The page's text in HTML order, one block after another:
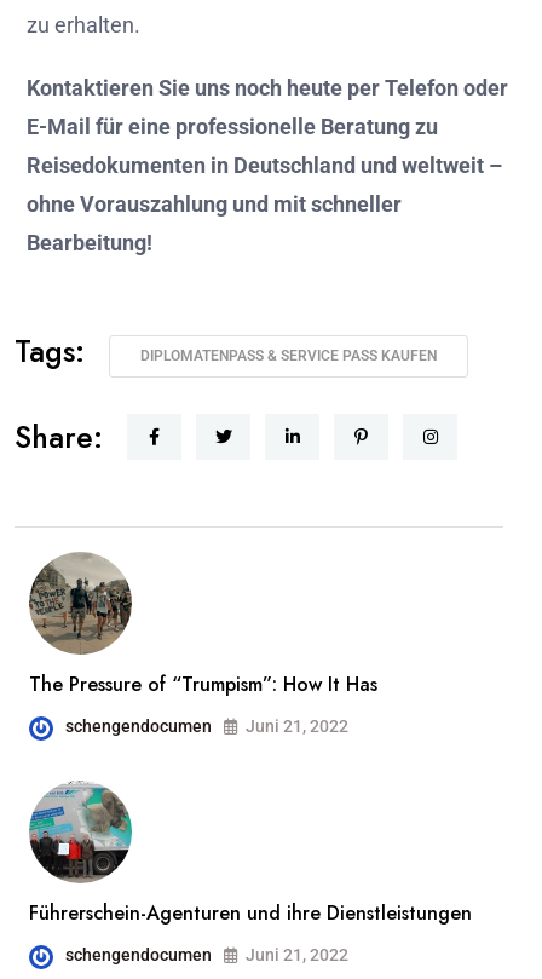
zu erhalten.
Kontaktieren Sie uns noch heute per Telefon oder
E-Mail für eine professionelle Beratung zu
Reisedokumenten in Deutschland und weltweit –
ohne Vorauszahlung und mit schneller
Bearbeitung!
Tags: DIPLOMATENPASS & SERVICE PASS KAUFEN
Share:
The Pressure of “Trumpism”: How It Has
schengendocumen Juni 21, 2022
Führerschein-Agenturen und ihre Dienstleistungen
schengendocumen Juni 21, 2022